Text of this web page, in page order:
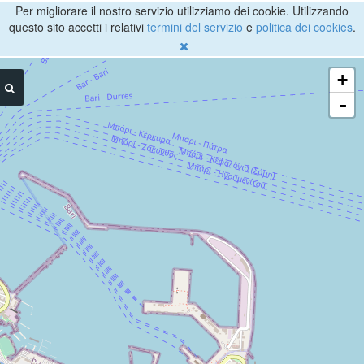
Per migliorare il nostro servizio utilizziamo dei cookie. Utilizzando
questo sito accetti i relativi termini del servizio e politica dei cookies.
+
-